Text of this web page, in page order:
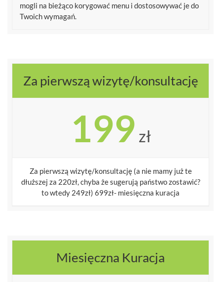
mogli na bieżąco korygować menu i dostosowywać je do
Twoich wymagań.
Za pierwszą wizytę/konsultację
199 zł
Za pierwszą wizytę/konsultację (a nie mamy już te
dłuższej za 220zł, chyba że sugerują państwo zostawić?
to wtedy 249zł) 699zł- miesięczna kuracja
Miesięczna Kuracja